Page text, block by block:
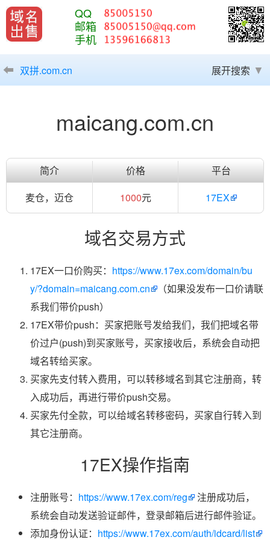
QQ
邮箱
手机
双拼.com.cn 展开搜索
maicang.com.cn
简介 价格
平台
麦仓，迈仓
1000元 17EX
域名交易方式
17EX一口价购买： https://www.17ex.com/domain/bu
y/?domain=maicang.com.cn
（如果没发布一口价请联
系我们带价push）
17EX带价push：买家把账号发给我们，我们把域名带
价过户(push)到买家账号，买家接收后，系统会自动把
域名转给买家。
买家先支付转入费用，可以转移域名到其它注册商，转
入成功后，再进行带价push交易。
买家先付全款，可以给域名转移密码，买家自行转入到
其它注册商。
17EX操作指南
注册账号： https://www.17ex.com/reg
注册成功后，
系统会自动发送验证邮件，登录邮箱后进行邮件验证。
添加身份认证： https://www.17ex.com/auth/idcard/list